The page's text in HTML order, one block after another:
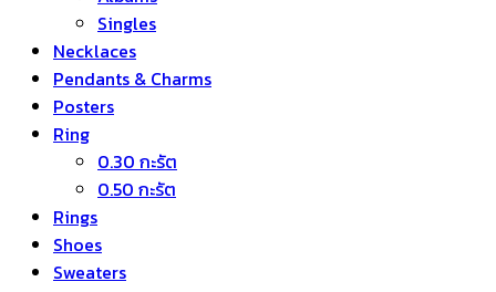
Singles
Necklaces
Pendants & Charms
Posters
Ring
0.30 กะรัต
0.50 กะรัต
Rings
Shoes
Sweaters